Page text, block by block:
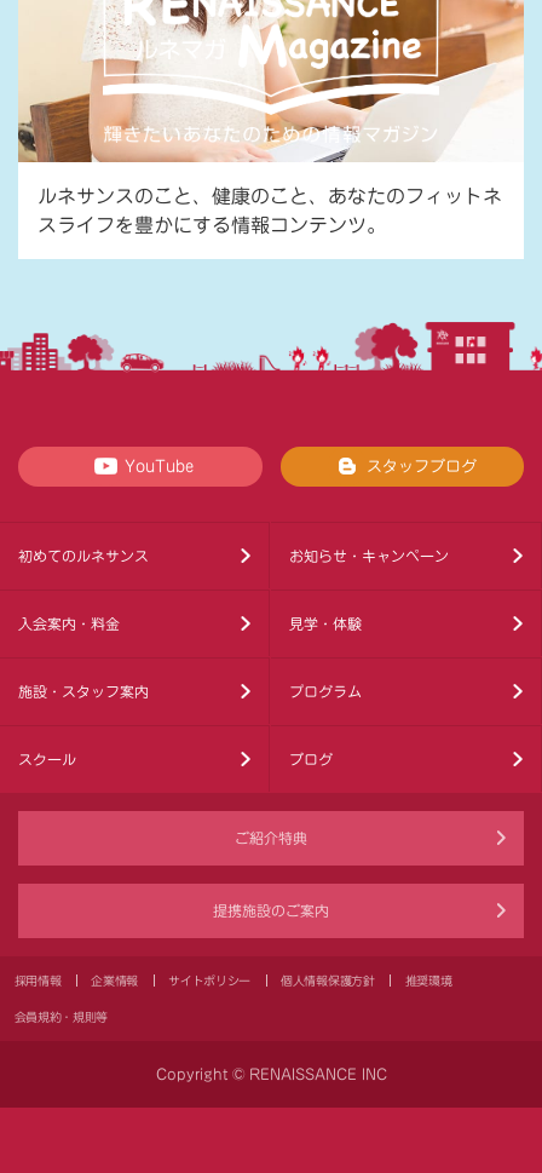
ルネサンスのこと、健康のこと、あなたのフィットネ
スライフを豊かにする情報コンテンツ。
YouTube スタッフブログ
初めてのルネサンス お知らせ・キャンペーン
入会案内・料金 見学・体験
施設・スタッフ案内 プログラム
スクール ブログ
ご紹介特典
提携施設のご案内
採用情報 企業情報 サイトポリシー 個人情報保護方針 推奨環境
会員規約・規則等
Copyright © RENAISSANCE INC